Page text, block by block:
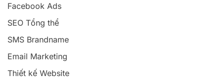
Facebook Ads
SEO Tổng thể
SMS Brandname
Email Marketing
Thiết kế Website